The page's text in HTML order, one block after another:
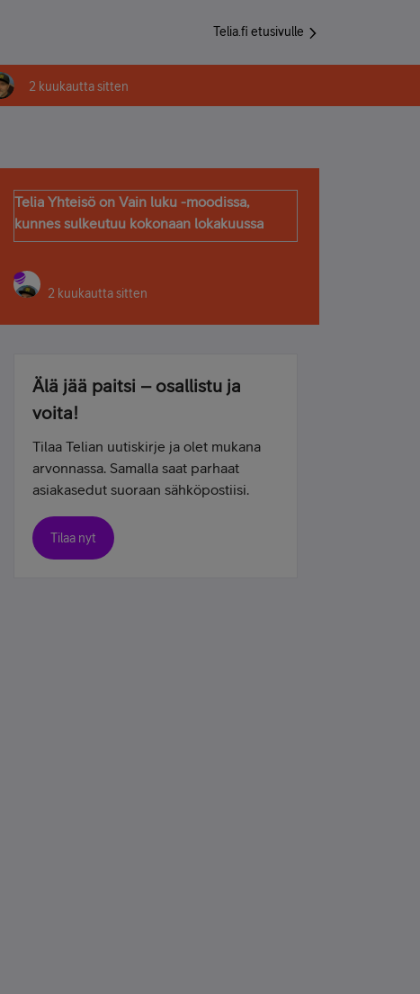
Telia.fi etusivulle
2 kuukautta sitten
Telia Yhteisö on Vain luku -moodissa,
kunnes sulkeutuu kokonaan lokakuussa
2 kuukautta sitten
Älä jää paitsi – osallistu ja
voita!
Tilaa Telian uutiskirje ja olet mukana
arvonnassa. Samalla saat parhaat
asiakasedut suoraan sähköpostiisi.
Tilaa nyt